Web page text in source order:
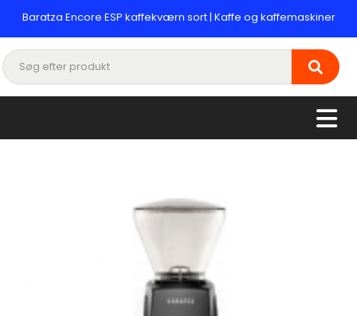
Baratza Encore ESP kaffekværn sort | Kaffe og kaffemaskiner